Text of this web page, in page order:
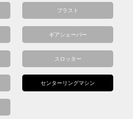
ブラスト
ギアシェーパー
スロッター
センターリングマシン